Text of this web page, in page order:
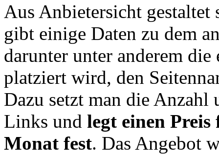
Aus Anbietersicht gestaltet
gibt einige Daten zu dem
darunter unter anderem
platziert wird, den
Dazu setzt man die Anzahl
Links und legt einen
Monat fest. Das Angebot